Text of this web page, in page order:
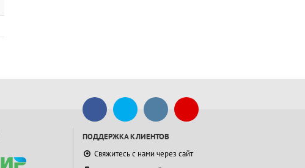
ПОДДЕРЖКА КЛИЕНТОВ
Свяжитесь с нами через сайт